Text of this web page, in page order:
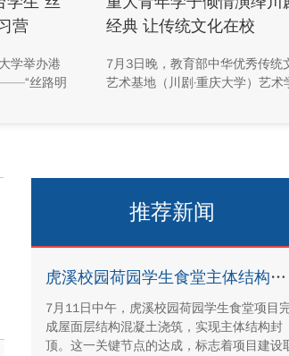
营
学举办港
——“丝路明
化遗产保
经典 让传统文化在校
7月3日晚，教育部中华优秀传统
艺术基地（川剧·重庆大学）艺术
主题，推进校园美育与传统文化
推荐新闻
虎溪校园荷园学生食堂主体结构封顶
7月11日中午，虎溪校园荷园学生食堂项目
成屋面层结构混凝土浇筑，实现主体结构封
顶。这一关键节点的达成，标志着项目建设